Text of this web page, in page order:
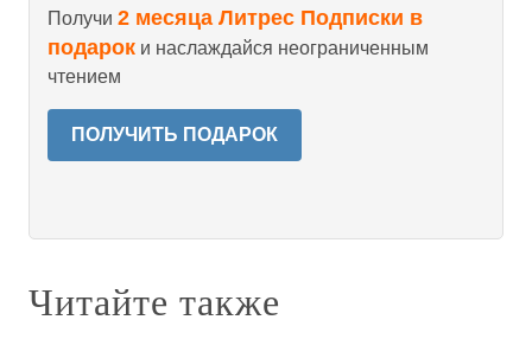
Получи 2 месяца Литрес Подписки в
подарок и наслаждайся неограниченным
чтением
ПОЛУЧИТЬ ПОДАРОК
Читайте также